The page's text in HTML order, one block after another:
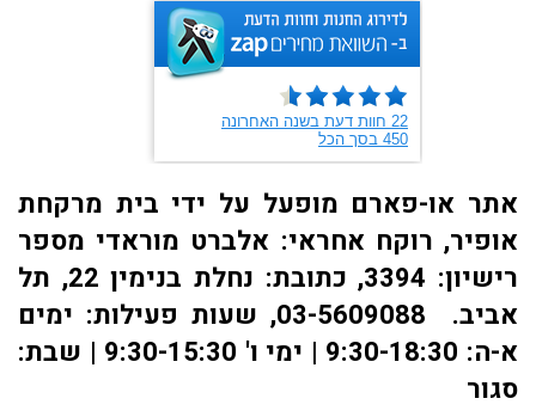
אתר או-פארם מופעל על ידי בית מרקחת
אופיר, רוקח אחראי: אלברט מוראדי מספר
רישיון: 3394, כתובת: ​נחלת בנימין 22, תל
אביב. 03-5609088, שעות פעילות: ימים
א-ה: 9:30-18:30 | ימי ו' 9:30-15:30 | שבת:
סגור